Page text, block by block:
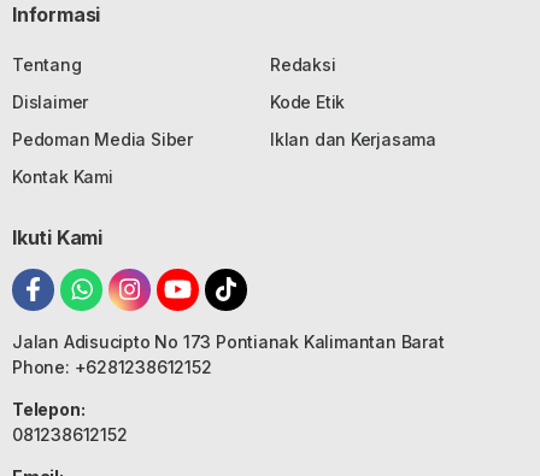
Informasi
Tentang
Redaksi
Dislaimer
Kode Etik
Pedoman Media Siber
Iklan dan Kerjasama
Kontak Kami
Ikuti Kami
Jalan Adisucipto No 173 Pontianak Kalimantan Barat
Phone: +6281238612152
Telepon:
081238612152